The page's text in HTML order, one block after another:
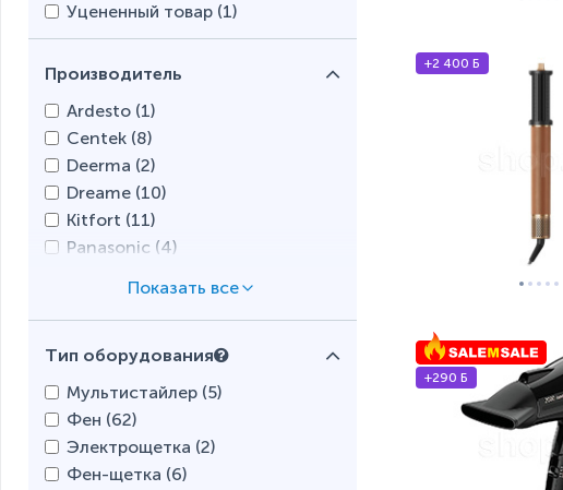
Уцененный товар (1)
Производитель
Ardesto (1)
Centek (8)
Deerma (2)
Dreame (10)
Kitfort (11)
Panasonic (4)
Soocas (1)
Scarlett (
23)
Tefal (1)
Ufesa (
Xiaomi (
Тип оборудования
Мультистайлер (5)
Фен (62)
Электрощетка (2)
Фен-щетка (6)
+2 400 Б
+290 Б